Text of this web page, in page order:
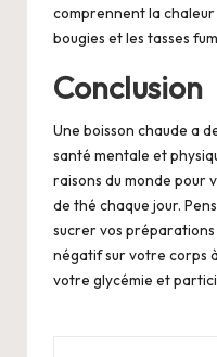
comprennent la chaleur
bougies et les tasses
Conclusion
Une boisson chaude a
santé mentale et
raisons du monde pour
de thé chaque jour.
sucrer vos
négatif sur votre corps
votre glycémie et